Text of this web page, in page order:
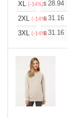
XL (-14%)$ 28.94
2XL (-14%)
$31.16
3XL (-14%)
$31.16